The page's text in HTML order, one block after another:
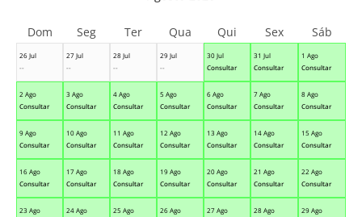
26 Jul
--
27 Jul
--
28 Jul
--
29 Jul
--
30 Jul
Consultar
31 Jul
Consultar
1 Ago
Consultar
2 Ago
Consultar
3 Ago
Consultar
4 Ago
Consultar
5 Ago
Consultar
6 Ago
Consultar
7 Ago
Consultar
8 Ago
Consultar
9 Ago
Consultar
10 Ago
Consultar
11 Ago
Consultar
12 Ago
Consultar
13 Ago
Consultar
14 Ago
Consultar
15 Ago
Consultar
16 Ago
Consultar
17 Ago
Consultar
18 Ago
Consultar
19 Ago
Consultar
20 Ago
Consultar
21 Ago
Consultar
22 Ago
Consultar
23 Ago
24 Ago
25 Ago
26 Ago
27 Ago
28 Ago
29 Ago
Dom Seg Ter Qua Qui Sex Sáb